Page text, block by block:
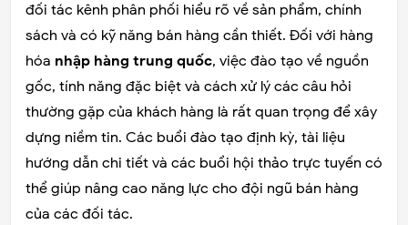
đối tác kênh phân phối hiểu rõ về sản phẩm, chính
sách và có kỹ năng bán hàng cần thiết. Đối với hàng
hóa nhập hàng trung quốc, việc đào tạo về nguồn
gốc, tính năng đặc biệt và cách xử lý các câu hỏi
thường gặp của khách hàng là rất quan trọng để xây
dựng niềm tin. Các buổi đào tạo định kỳ, tài liệu
hướng dẫn chi tiết và các buổi hội thảo trực tuyến có
thể giúp nâng cao năng lực cho đội ngũ bán hàng
của các đối tác.